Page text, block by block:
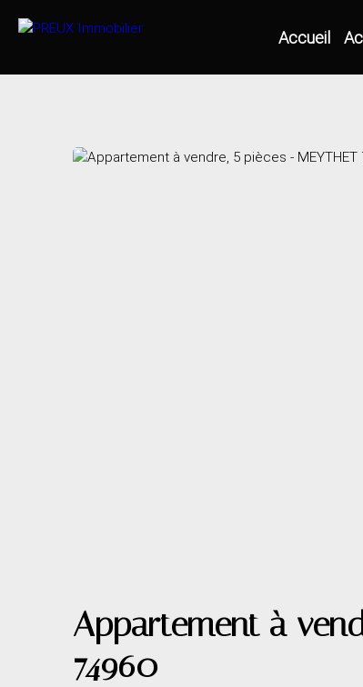
Accueil
Appartement à
74960